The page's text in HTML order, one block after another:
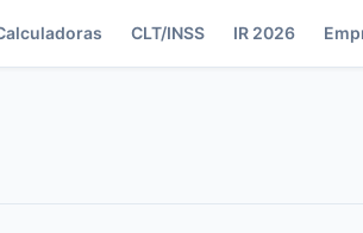
CLT/INSS IR 2026